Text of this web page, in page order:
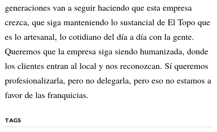
generaciones van a seguir haciendo que esta empresa
crezca, que siga manteniendo lo sustancial de El Topo que
es lo artesanal, lo cotidiano del día a día con la gente.
Queremos que la empresa siga siendo humanizada, donde
los clientes entran al local y nos reconozcan. Sí queremos
profesionalizarla, pero no delegarla, pero eso no estamos a
favor de las franquicias.
TAGS